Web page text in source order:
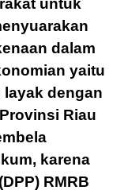
untuk
dalam
yaitu
dengan
Riau
karena
RMRB